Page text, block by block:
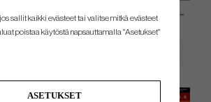
sallit kaikki evästeet tai valitse mitkä evästeet
poistaa käytöstä napsauttamalla "Asetukset"
ASETUKSET